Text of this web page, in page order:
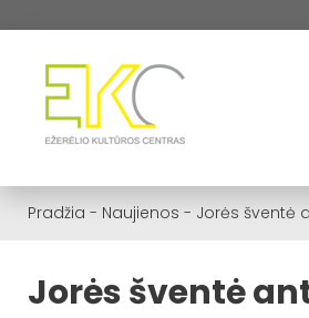
Pradžia - Naujienos - Jorės šventė
Jorės šventė